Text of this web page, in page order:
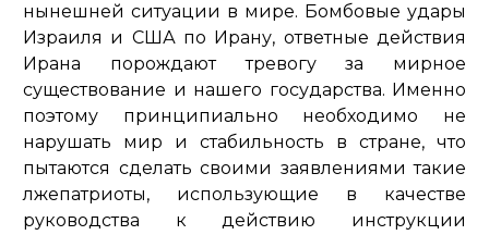
нынешней ситуации в мире. Бомбовые удары
Израиля и США по Ирану, ответные действия
Ирана порождают тревогу за мирное
существование и нашего государства. Именно
поэтому принципиально необходимо не
нарушать мир и стабильность в стране, что
пытаются сделать своими заявлениями такие
лжепатриоты, использующие в качестве
руководства к действию инструкции